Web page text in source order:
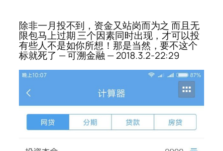
除非一月投不到，资金又站岗而为之 而且无
限包马上过期 三个因素同时出现，才可以投
有些人不是如你所想！那是当然，要不这个
标就死了 — 可溯金融 — 2018.3.2-22:29